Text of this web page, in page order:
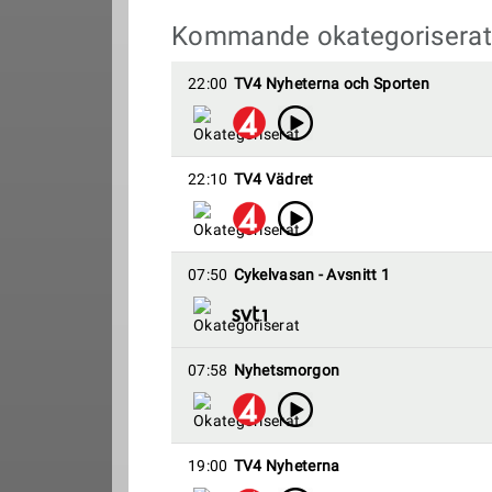
Kommande
22:00 TV4 Nyheterna och Sporten
22:10 TV4 Vädret
07:50 Cykelvasan - Avsnitt 1
07:58 Nyhetsmorgon
19:00 TV4 Nyheterna